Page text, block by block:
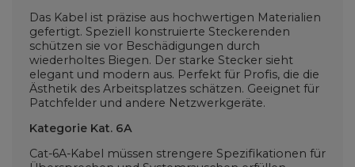
Das Kabel ist präzise aus hochwertigen Materialien
gefertigt. Speziell konstruierte Steckerenden
schützen sie vor Beschädigungen durch
wiederholtes Biegen. Der starke Stecker sieht
elegant und modern aus. Perfekt für Profis, die die
Ästhetik des Arbeitsplatzes schätzen. Geeignet für
Patchfelder und andere Netzwerkgeräte.
Kategorie Kat. 6A
Cat-6A-Kabel müssen strengere Spezifikationen für